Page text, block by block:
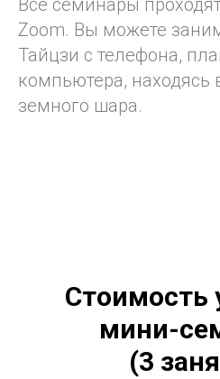
Все семинары
Zoom. Вы можете
Тайцзи с телефона,
компьютера, находясь
земного шара.
Стоимость
мини-
(3